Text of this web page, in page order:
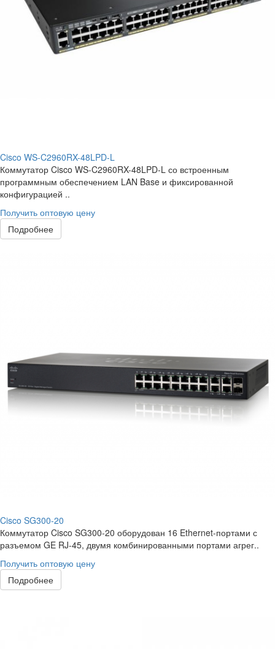
Cisco WS-C2960RX-48LPD-L
Коммутатор Cisco WS-C2960RX-48LPD-L со встроенным
программным обеспечением LAN Base и фиксированной
конфигурацией ..
Получить оптовую цену
Подробнее
Cisco SG300-20
Коммутатор Cisco SG300-20 оборудован 16 Ethernet-портами с
разъемом GE RJ-45, двумя комбинированными портами агрег..
Получить оптовую цену
Подробнее